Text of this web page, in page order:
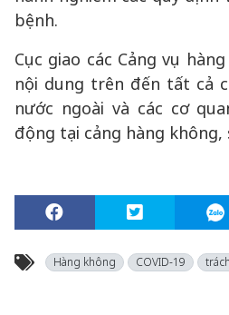
bệnh.
Cục giao các Cảng vụ
nội dung trên đến tất cả
nước ngoài và các cơ
động tại cảng hàng không,
Hàng không COVID-19